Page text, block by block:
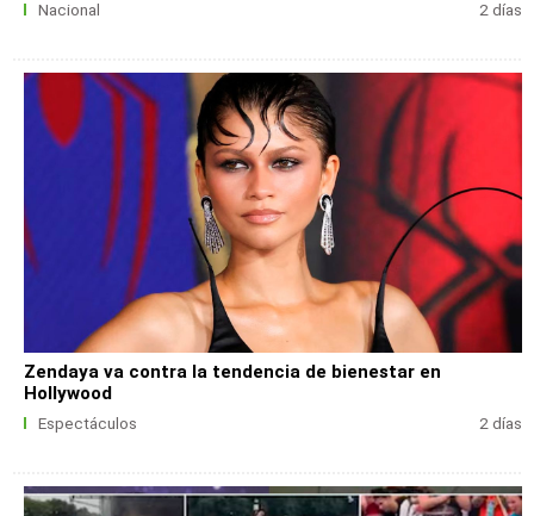
Nacional 2 días
Zendaya va contra la tendencia de bienestar en
Hollywood
Espectáculos 2 días